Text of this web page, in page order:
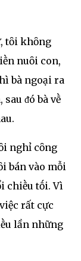
tȏi khȏng
nuȏi con,
bà ngoại ra
ᵭó bà vḕ
nghỉ cȏng
bán vào mỗi
chiḕu tṓi. Vì
rất cực
lần những